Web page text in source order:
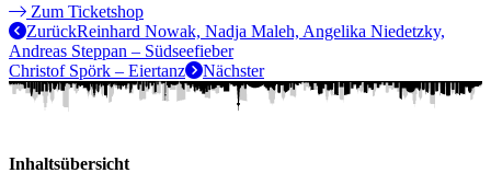
Zum Ticketshop
ZurückReinhard Nowak, Nadja Maleh, Angelika Niedetzky,
Andreas Steppan – Südseefieber
Christof Spörk – Eiertanz
Nächster
Inhaltsübersicht